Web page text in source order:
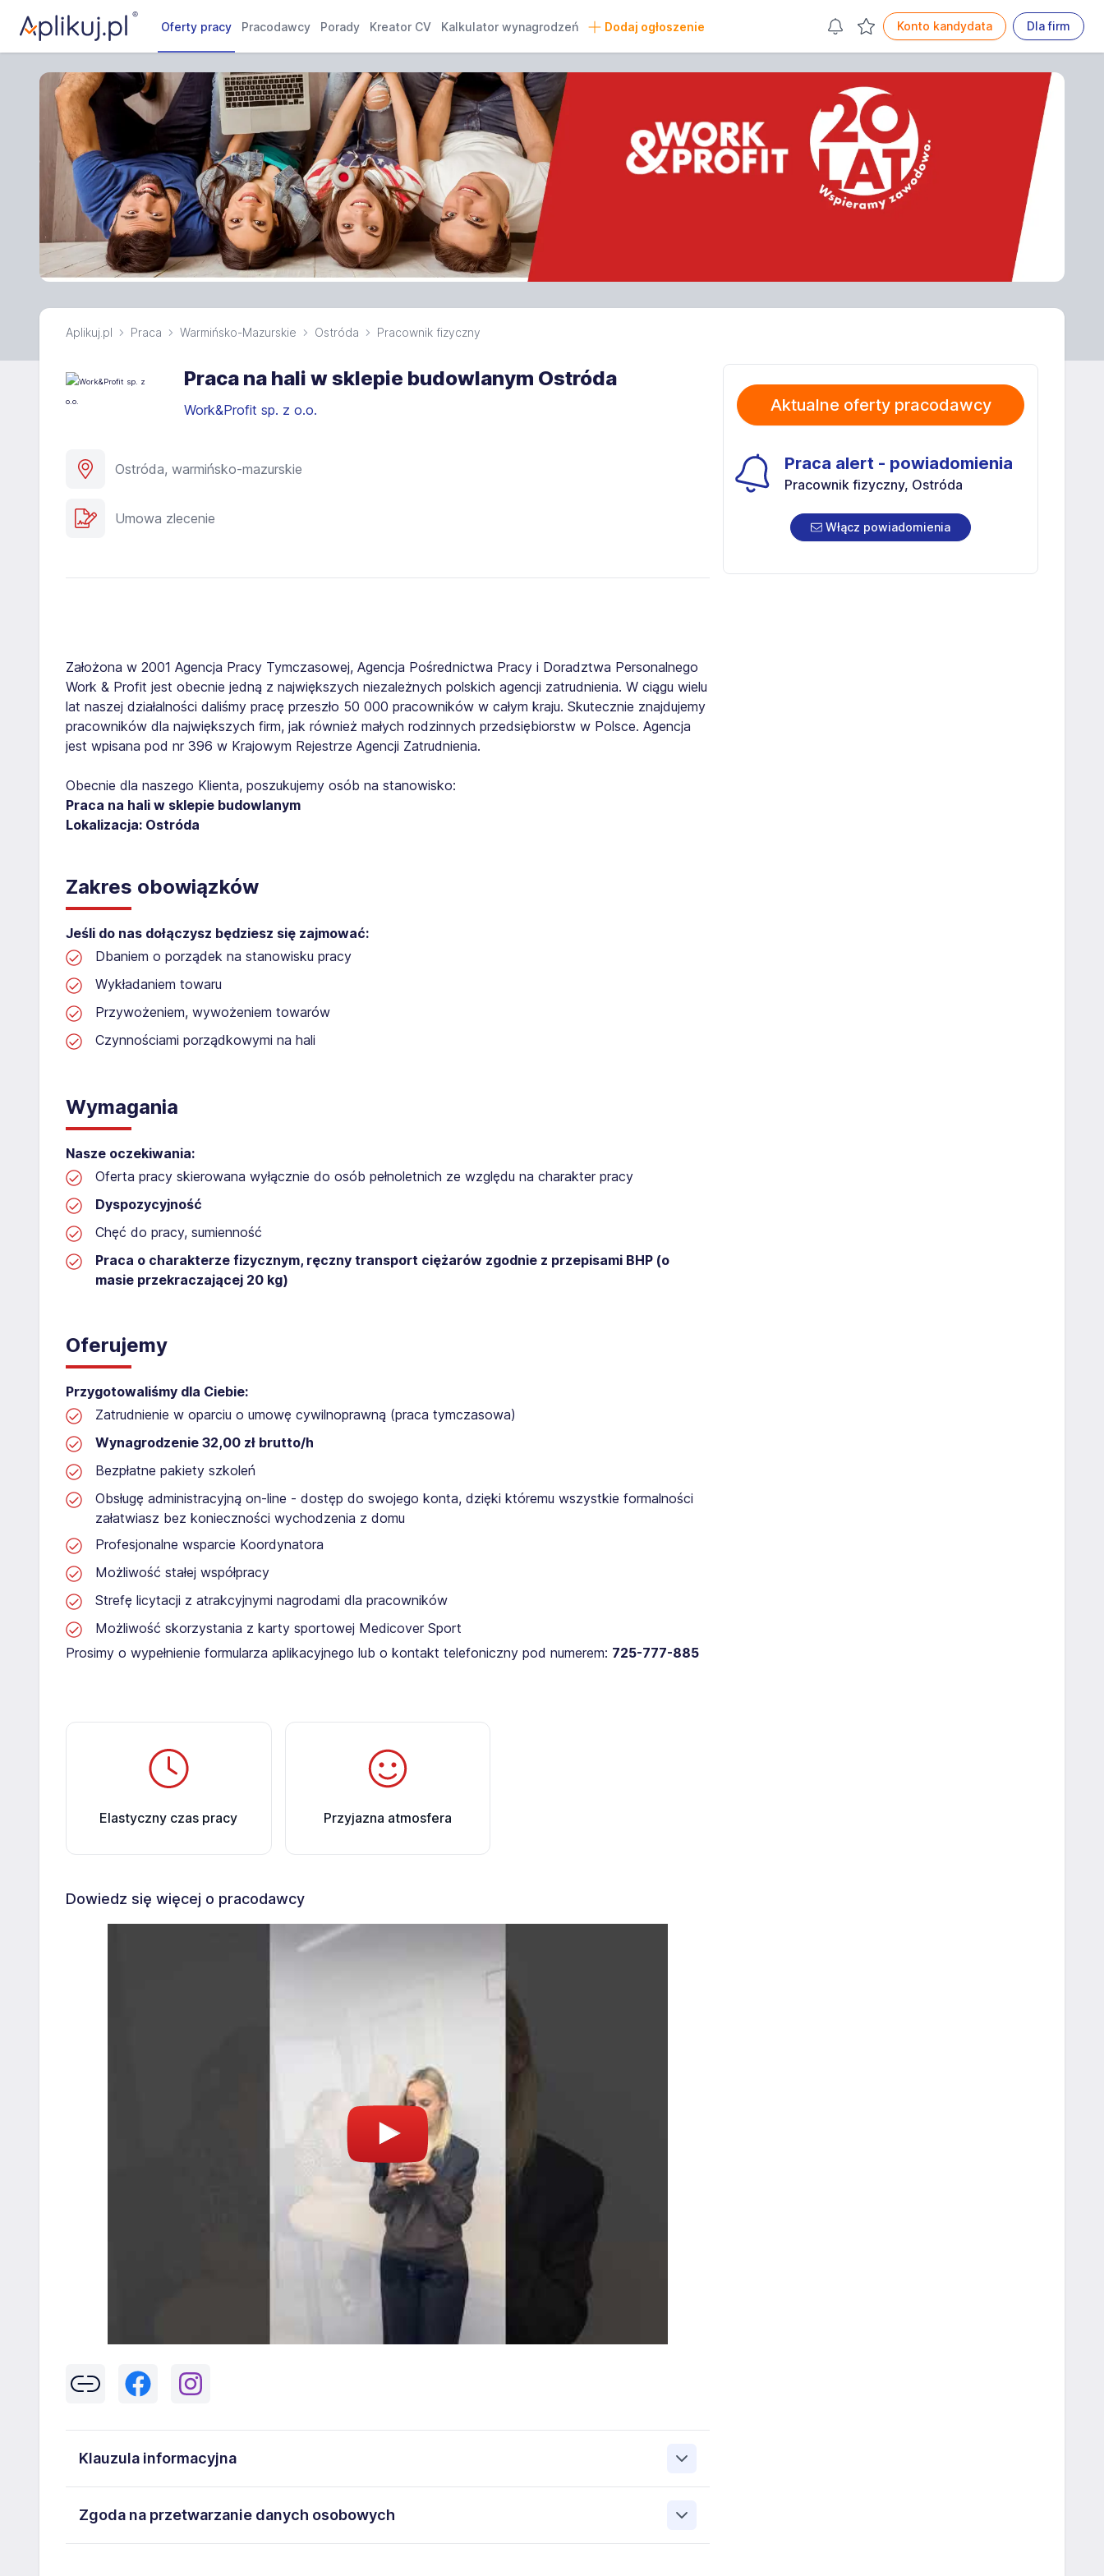
Oferty pracy Pracodawcy Porady Kreator CV Kalkulator wynagrodzeń Dodaj ogłoszenie Konto kandydata Dla firm
Aplikuj.pl Praca Warmińsko-Mazurskie Ostróda Pracownik fizyczny
Praca na hali w sklepie budowlanym Ostróda
Work&Profit sp. z o.o.
Ostróda, warmińsko-mazurskie
Umowa zlecenie
Założona w 2001 Agencja Pracy Tymczasowej, Agencja Pośrednictwa Pracy i Doradztwa Personalnego
Work & Profit jest obecnie jedną z największych niezależnych polskich agencji zatrudnienia. W ciągu wielu
lat naszej działalności daliśmy pracę przeszło 50 000 pracowników w całym kraju. Skutecznie znajdujemy
pracowników dla największych firm, jak również małych rodzinnych przedsiębiorstw w Polsce. Agencja
jest wpisana pod nr 396 w Krajowym Rejestrze Agencji Zatrudnienia.
Obecnie dla naszego Klienta, poszukujemy osób na stanowisko:
Praca na hali w sklepie budowlanym
Lokalizacja: Ostróda
Zakres obowiązków
Jeśli do nas dołączysz będziesz się zajmować:
Dbaniem o porządek na stanowisku pracy
Wykładaniem towaru
Przywożeniem, wywożeniem towarów
Czynnościami porządkowymi na hali
Wymagania
Nasze oczekiwania:
Oferta pracy skierowana wyłącznie do osób pełnoletnich ze względu na charakter pracy
Dyspozycyjność
Chęć do pracy, sumienność
Praca o charakterze fizycznym, ręczny transport ciężarów zgodnie z przepisami BHP (o
masie przekraczającej 20 kg)
Oferujemy
Przygotowaliśmy dla Ciebie:
Zatrudnienie w oparciu o umowę cywilnoprawną (praca tymczasowa)
Wynagrodzenie 32,00 zł brutto/h
Bezpłatne pakiety szkoleń
Obsługę administracyjną on-line - dostęp do swojego konta, dzięki któremu wszystkie formalności
załatwiasz bez konieczności wychodzenia z domu
Profesjonalne wsparcie Koordynatora
Możliwość stałej współpracy
Strefę licytacji z atrakcyjnymi nagrodami dla pracowników
Możliwość skorzystania z karty sportowej Medicover Sport
Prosimy o wypełnienie formularza aplikacyjnego lub o kontakt telefoniczny pod numerem: 725-777-885​
Elastyczny czas pracy Przyjazna atmosfera
Dowiedz się więcej o pracodawcy
Klauzula informacyjna
43-300 Bielsko-Biała danych osobowych zawartych w zgłoszeniu rekrutacyjnym w celu prowadzenia rekrutacji
Zgoda na przetwarzanie danych osobowych
Aktualne oferty pracodawcy
Praca alert - powiadomienia
Pracownik fizyczny, Ostróda
Włącz powiadomienia